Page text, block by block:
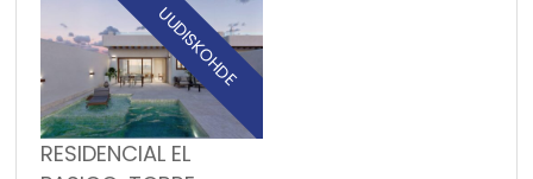
UUDISKOHDE
RESIDENCIAL EL